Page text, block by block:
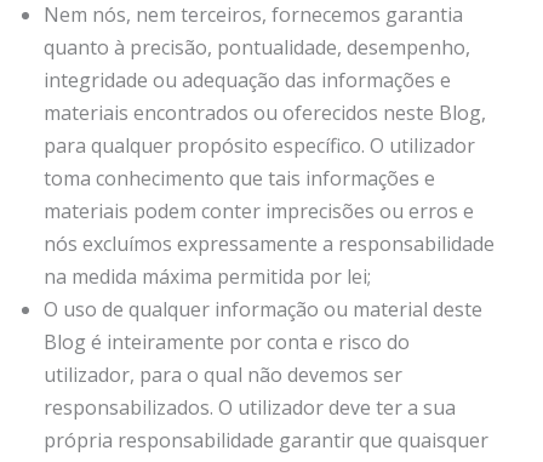
Nem nós, nem terceiros, fornecemos garantia
quanto à precisão, pontualidade, desempenho,
integridade ou adequação das informações e
materiais encontrados ou oferecidos neste Blog,
para qualquer propósito específico. O utilizador
toma conhecimento que tais informações e
materiais podem conter imprecisões ou erros e
nós excluímos expressamente a responsabilidade
na medida máxima permitida por lei;
O uso de qualquer informação ou material deste
Blog é inteiramente por conta e risco do
utilizador, para o qual não devemos ser
responsabilizados. O utilizador deve ter a sua
própria responsabilidade garantir que quaisquer